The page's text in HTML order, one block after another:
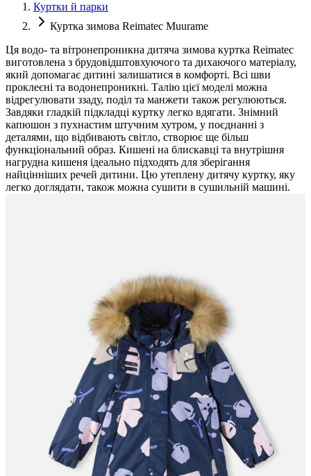
Куртки й парки
Куртка зимова Reimatec Muurame
Ця водо- та вітронепроникна дитяча зимова куртка Reimatec
виготовлена ​​з брудовідштовхуючого та дихаючого матеріалу,
який допомагає дитині залишатися в комфорті. Всі шви
проклеєні та водонепроникні. Талію цієї моделі можна
відрегулювати ззаду, поділ та манжети також регулюються.
Завдяки гладкій підкладці куртку легко вдягати. Знімний
капюшон з пухнастим штучним хутром, у поєднанні з
деталями, що відбивають світло, створює ще більш
функціональний образ. Кишені на блискавці та внутрішня
нагрудна кишеня ідеально підходять для зберігання
найцінніших речей дитини. Цю утеплену дитячу куртку, яку
легко доглядати, також можна сушити в сушильній машині.